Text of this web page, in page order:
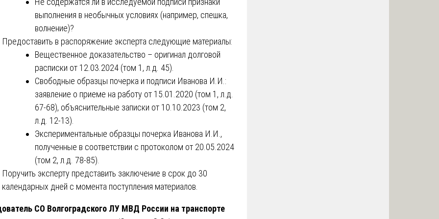
выполнения в необычных условиях (например, спешка,
волнение)?
Предоставить в распоряжение эксперта следующие материалы:
Вещественное доказательство – оригинал долговой
расписки от 12.03.2024 (том 1, л.д. 45).
Свободные образцы почерка и подписи Иванова И.И.:
заявление о приеме на работу от 15.01.2020 (том 1, л.д.
67-68), объяснительные записки от 10.10.2023 (том 2,
л.д. 12-13).
Экспериментальные образцы почерка Иванова И.И.,
полученные в соответствии с протоколом от 20.05.2024
(том 2, л.д. 78-85).
Поручить эксперту представить заключение в срок до 30
календарных дней с момента поступления материалов.
СО Волгоградского ЛУ МВД России на транспорте